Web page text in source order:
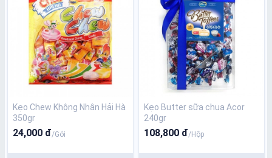
Kẹo Chew Không Nhân Hải Hà
350gr
24,000 đ/Gói
Kẹo Butter sữa chua Acor
240gr
108,800 đ/Hộp